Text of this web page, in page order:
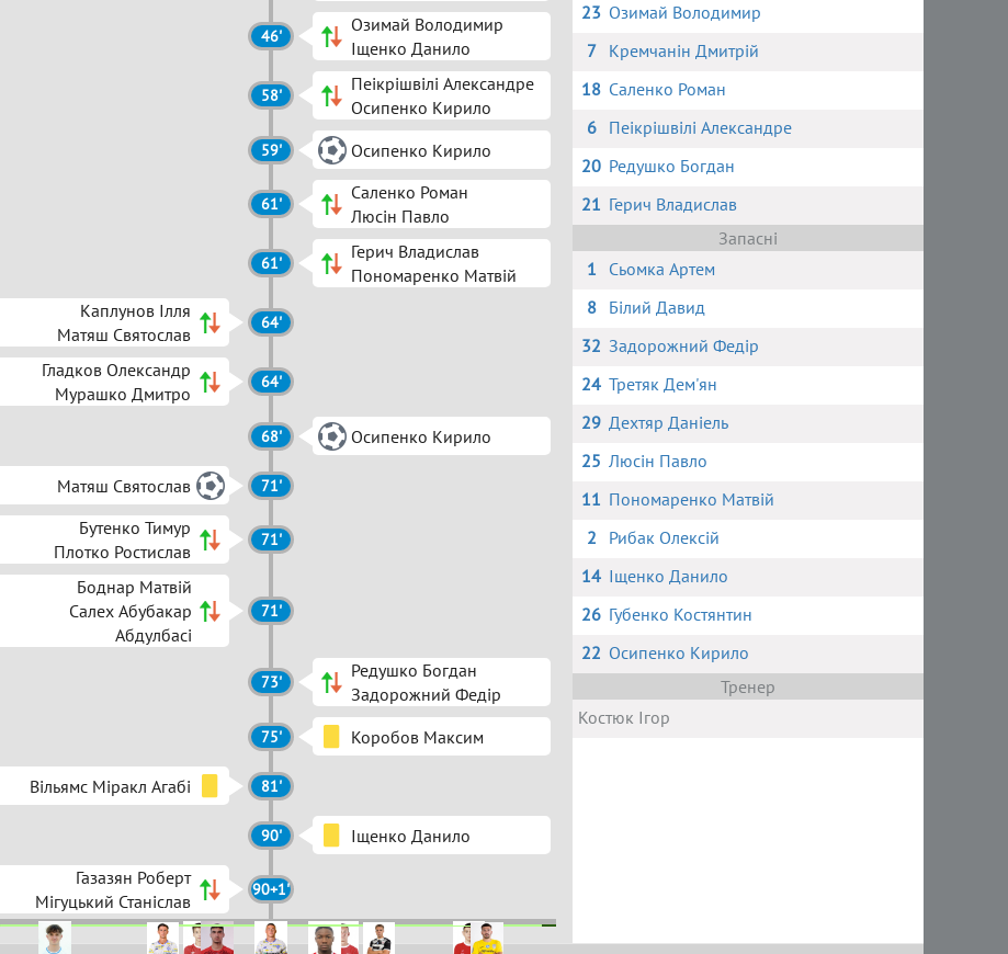
46'
Озимай Володимир
Іщенко Данило
58'
Пеікрішвілі Александре
Осипенко Кирило
59' Осипенко Кирило
61'
Саленко Роман
Люсін Павло
61'
Герич Владислав
Пономаренко Матвій
Каплунов Ілля
Матяш Святослав
64'
Гладков Олександр
Мурашко Дмитро
64'
68' Осипенко Кирило
Матяш Святослав 71'
Бутенко Тимур
Плотко Ростислав
71'
Боднар Матвій
Салех Абубакар
Абдулбасі
71'
73'
Редушко Богдан
Задорожний Федір
75' Коробов Максим
Вільямс Міракл Агабі 81'
90'
Іщенко Данило
Газазян Роберт
Мігуцький Станіслав
90+1'
23 Озимай Володимир
7
Кремчанін Дмитрій
18 Саленко Роман
6
Пеікрішвілі Александре
20 Редушко Богдан
21 Герич Владислав
Запасні
1
Сьомка Артем
8
Білий Давид
32 Задорожний Федір
24 Третяк Дем'ян
29 Дехтяр Даніель
25 Люсін Павло
11 Пономаренко Матвій
2
Рибак Олексій
14 Іщенко Данило
26 Губенко Костянтин
22 Осипенко Кирило
Тренер
Костюк Ігор